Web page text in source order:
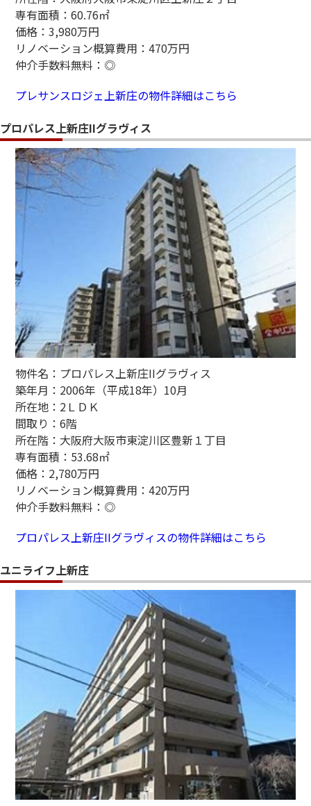
専有面積：60.76㎡
価格：3,980万円
リノベーション概算費用：470万円
仲介手数料無料：◎
プレサンスロジェ上新庄の物件詳細はこちら
プロパレス上新庄IIグラヴィス
物件名：プロパレス上新庄IIグラヴィス
築年月：2006年（平成18年）10月
所在地：2ＬＤＫ
間取り：6階
所在階：大阪府大阪市東淀川区豊新１丁目
専有面積：53.68㎡
価格：2,780万円
リノベーション概算費用：420万円
仲介手数料無料：◎
プロパレス上新庄IIグラヴィスの物件詳細はこちら
ユニライフ上新庄